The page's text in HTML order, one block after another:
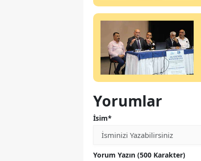
Yorumlar
İsim*
Yorum Yazın (500 Karakter)